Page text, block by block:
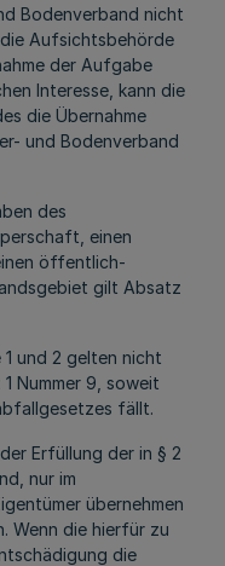
Bodenverband nicht
Aufsichtsbehörde
der Aufgabe
Interesse, kann die
die Übernahme
und Bodenverband
des
einen
öffentlich-
gilt Absatz
und 2 gelten nicht
Nummer 9, soweit
fällt.
Erfüllung der in § 2
nur im
übernehmen
Wenn die hierfür zu
die